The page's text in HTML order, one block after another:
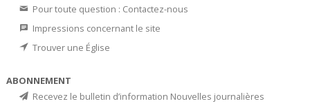
Pour toute question : Contactez-nous
Impressions concernant le site
Trouver une Église
ABONNEMENT
Recevez le bulletin d’information Nouvelles journalières